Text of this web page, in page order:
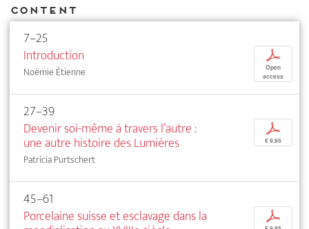
Content
7–25
Introduction
Noémie Étienne
p
Open
access
27–39
Devenir soi-même à travers l’autre :
une autre histoire des Lumières
Patricia Purtschert
p
€ 9,95
45–61
Porcelaine suisse et esclavage dans la
p